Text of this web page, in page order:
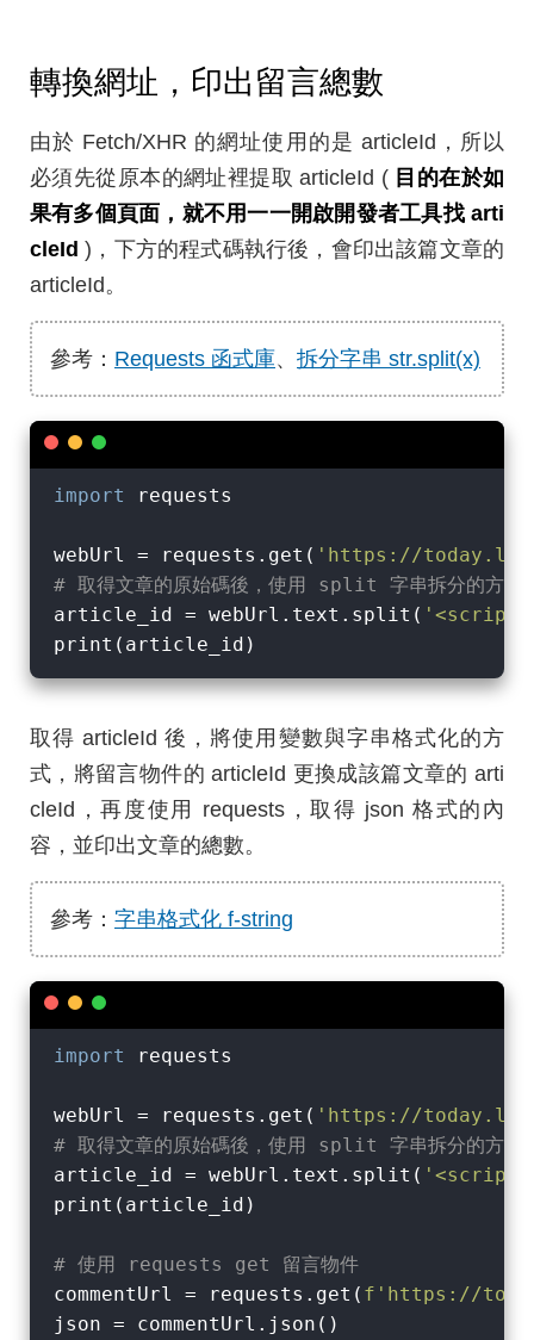
轉換網址，印出留言總數
由於 Fetch/XHR 的網址使用的是 articleId，所以
必須先從原本的網址裡提取 articleId ( 目的在於如
果有多個頁面，就不用一一開啟開發者工具找 arti
cleId )，下方的程式碼執行後，會印出該篇文章的
articleId。
參考： Requests 函式庫、 拆分字串 str.split(x)
import requests
webUrl = requests.get( 'https://
# 取得文章的原始碼後，使用 split 字串拆分的方
article_id = webUrl.text.split(
取得 articleId 後，將使用變數與字串格式化的方
式，將留言物件的 articleId 更換成該篇文章的 arti
cleId，再度使用 requests，取得 json 格式的內
容，並印出文章的總數。
參考： 字串格式化 f-string
import requests
webUrl = requests.get( 'https://
# 取得文章的原始碼後，使用 split 字串拆分的方
article_id = webUrl.text.split(
print(article_id)
# 使用 requests get 留言物件
commentUrl = requests.get( f'https://
json = commentUrl.json()